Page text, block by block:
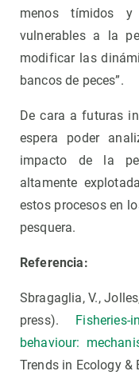
menos tímidos
vulnerables a la
modificar las
bancos de peces”.
De cara a futuras
espera poder
impacto de la
altamente
estos procesos en
pesquera.
Referencia:
Sbragaglia, V.,
press).
behaviour:
Trends in Ecology &